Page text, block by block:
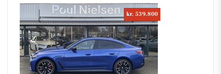
kr. 539.800